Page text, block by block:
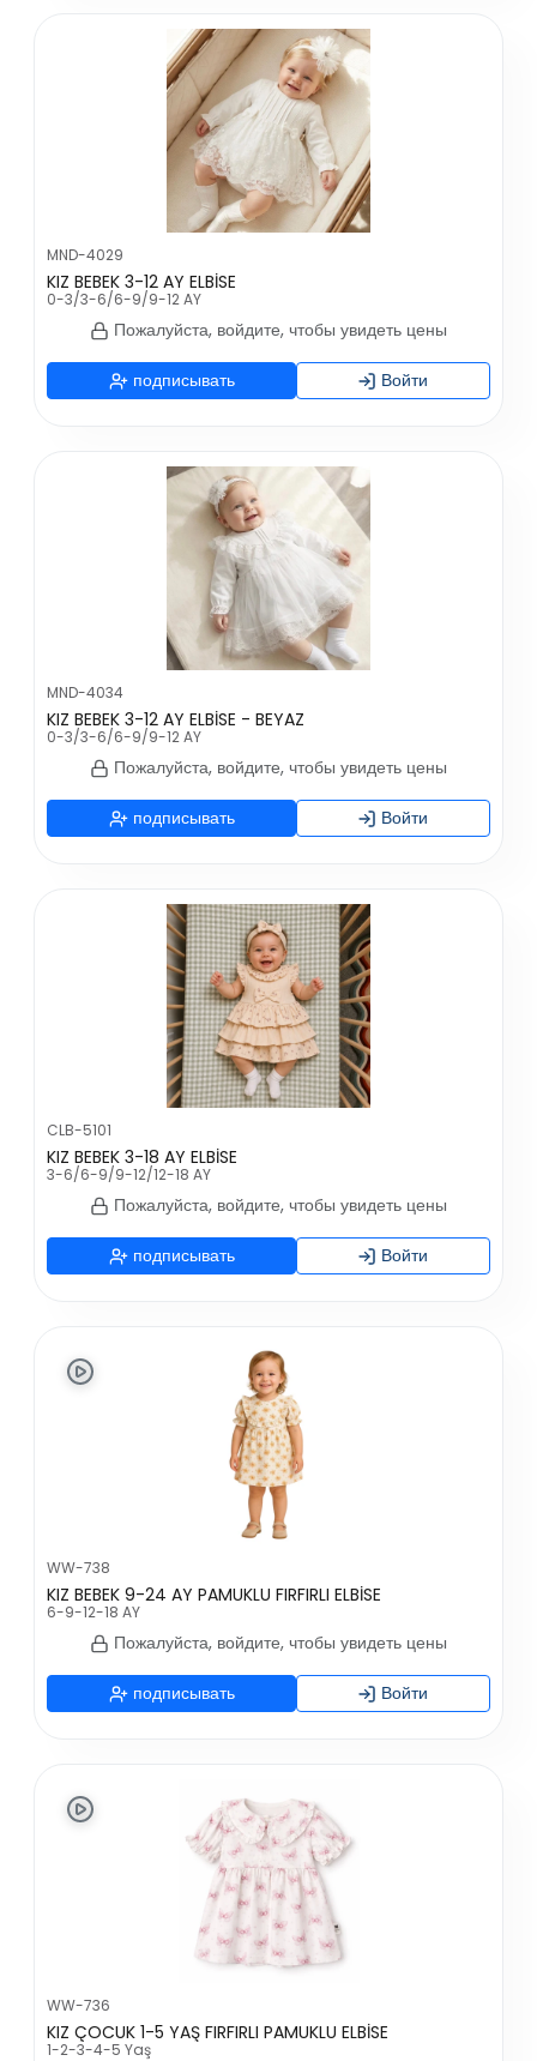
MND-4029
KIZ BEBEK 3-12 AY ELBİSE
0-3/3-6/6-9/9-12 AY
Пожалуйста, войдите, чтобы увидеть цены
подписывать Войти
MND-4034
KIZ BEBEK 3-12 AY ELBİSE - BEYAZ
0-3/3-6/6-9/9-12 AY
Пожалуйста, войдите, чтобы увидеть цены
подписывать Войти
CLB-5101
KIZ BEBEK 3-18 AY ELBİSE
3-6/6-9/9-12/12-18 AY
Пожалуйста, войдите, чтобы увидеть цены
подписывать Войти
WW-738
KIZ BEBEK 9-24 AY PAMUKLU FIRFIRLI ELBİSE
6-9-12-18 AY
Пожалуйста, войдите, чтобы увидеть цены
подписывать Войти
WW-736
KIZ ÇOCUK 1-5 YAŞ FIRFIRLI PAMUKLU ELBİSE
1-2-3-4-5 Yaş